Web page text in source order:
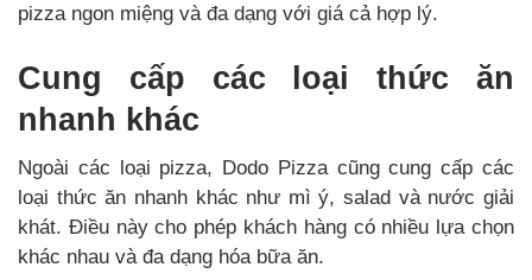
pizza ngon miệng và đa dạng với giá cả hợp lý.
Cung cấp các loại thức ăn
nhanh khác
Ngoài các loại pizza, Dodo Pizza cũng cung cấp các
loại thức ăn nhanh khác như mì ý, salad và nước giải
khát. Điều này cho phép khách hàng có nhiều lựa chọn
khác nhau và đa dạng hóa bữa ăn.